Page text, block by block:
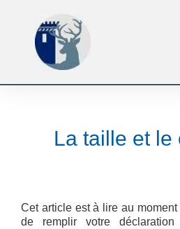
La taille et le
Cet article est à lire au
de remplir votre déclaration